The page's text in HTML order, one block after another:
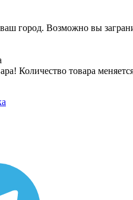
город. Возможно вы
Количество товара